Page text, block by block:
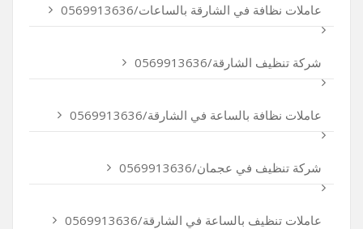
عاملات نظافة في الشارقة بالساعات/0569913636
شركة تنظيف الشارقة/0569913636
عاملات نظافة بالساعة في الشارقة/0569913636
شركة تنظيف في عجمان/0569913636
عاملات تنظيف بالساعة في الشارقة/0569913636